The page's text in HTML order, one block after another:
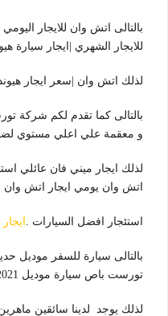
للايجار الشهري |ايجار سيارة
لذلك اتش وان |سعر ايجار
بالتالى كما تقدم لكم شركة
و معقمة علي اعلي مستوي
اتش وان يومي ايجار اتش وان
استئجار افضل السيارات .
بالتالى سيارة للسفر موديل
تورست باص سيارة موديل 2021.
لذلك يوجد لدينا سائقين